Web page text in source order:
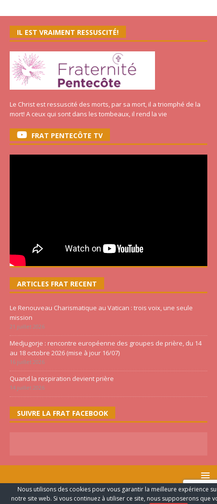
IL EST VRAIMENT RESSUSCITÉ!
Le Christ est ressuscité des morts, par sa mort, il a triomphé de la
mort! A ceux qui sont dans les tombeaux, il rend la vie
FRAT PENTECÔTE TV
ARTICLES FRAT RECENT
Le Renouveau Charismatique au Vatican : trois voix, une seule
mission
21 juillet 2026
Medjugorje : rencontre européenne des groupes de prière, du 14
au 18 octobre 2026 (mise à jour 16/07)
16 juillet 2026
Quand la respiration devient prière
14 juillet 2026
SUIVRE LA FRAT FACEBOOK
FRATERNITE PENTECÔTE ©2020 TOUS LES DROITS RESERVES -
Nous utilisons des cookies pour vous garantir la meilleure expérience
notre site web. Si vous continuez à utiliser ce site, nous supposerons que